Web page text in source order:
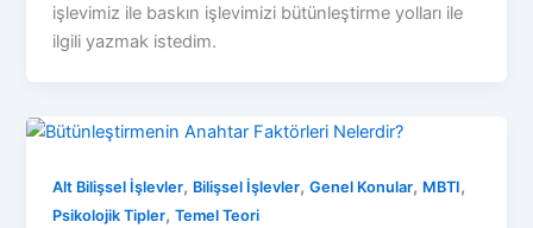
işlevimiz ile baskın işlevimizi bütünleştirme yolları ile
ilgili yazmak istedim.
Alt Bilişsel İşlevler, Bilişsel İşlevler,Genel Konular, MBTI,
Psikolojik Tipler,Temel Teori